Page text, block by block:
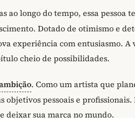
ao longo do tempo, essa pessoa
Dotado de otimismo e
experiência com entusiasmo.
cheio de possibilidades.
. Como um artista que
pessoais e profissionais.
deixar sua marca no mundo.